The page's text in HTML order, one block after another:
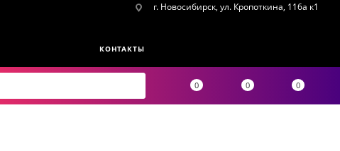
г. Новосибирск, ул. Кропоткина, 116а к1
КОНТАКТЫ
0 0 0